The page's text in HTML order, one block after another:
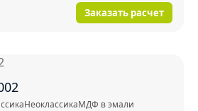
Заказать расчет
НеоклассикаМДФ в эмали